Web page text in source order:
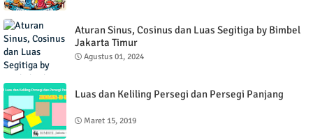
Aturan Sinus, Cosinus dan Luas Segitiga by Bimbel
Jakarta Timur
Agustus 01, 2024
Luas dan Keliling Persegi dan Persegi Panjang
Maret 15, 2019